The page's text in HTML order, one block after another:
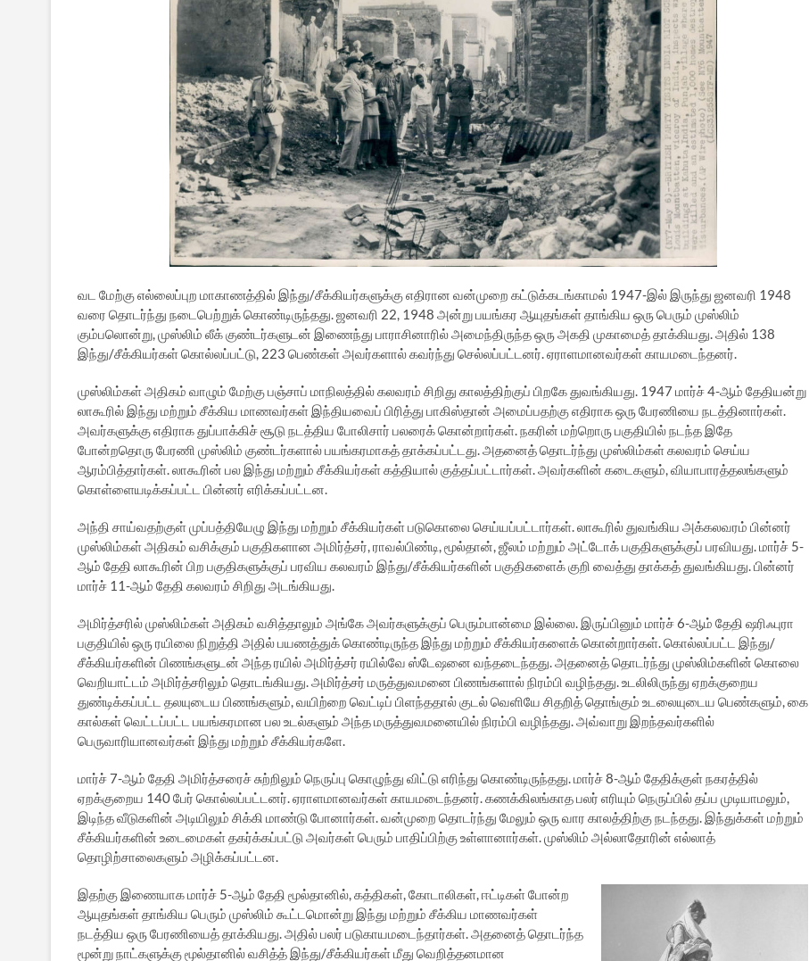
வட மேற்கு எல்லைப்புற மாகாணத்தில் இந்து/சீக்கியர்களுக்கு எதிரான வன்முறை கட்டுக்கடங்காமல் 1947-இல் இருந்து ஜனவரி 1948
வரை தொடர்ந்து நடைபெற்றுக் கொண்டிருந்தது. ஜனவரி 22, 1948 அன்று பயங்கர ஆயுதங்கள் தாங்கிய ஒரு பெரும் முஸ்லிம்
கும்பலொன்று, முஸ்லிம் லீக் குண்டர்களுடன் இணைந்து பாராசினாரில் அமைந்திருந்த ஒரு அகதி முகாமைத் தாக்கியது. அதில் 138
இந்து/சீக்கியர்கள் கொல்லப்பட்டு, 223 பெண்கள் அவர்களால் கவர்ந்து செல்லப்பட்டனர். ஏராளமானவர்கள் காயமடைந்தனர்.
முஸ்லிம்கள் அதிகம் வாழும் மேற்கு பஞ்சாப் மாநிலத்தில் கலவரம் சிறிது காலத்திற்குப் பிறகே துவங்கியது. 1947 மார்ச் 4-ஆம் தேதியன்று
லாகூரில் இந்து மற்றும் சீக்கிய மாணவர்கள் இந்தியவைப் பிரித்து பாகிஸ்தான் அமைப்பதற்கு எதிராக ஒரு பேரணியை நடத்தினார்கள்.
அவர்களுக்கு எதிராக துப்பாக்கிச் சூடு நடத்திய போலிசார் பலரைக் கொன்றார்கள். நகரின் மற்றொரு பகுதியில் நடந்த இதே
போன்றதொரு பேரணி முஸ்லிம் குண்டர்களால் பயங்கரமாகத் தாக்கப்பட்டது. அதனைத் தொடர்ந்து முஸ்லிம்கள் கலவரம் செய்ய
ஆரம்பித்தார்கள். லாகூரின் பல இந்து மற்றும் சீக்கியர்கள் கத்தியால் குத்தப்பட்டார்கள். அவர்களின் கடைகளும், வியாபாரத்தலங்களும்
கொள்ளையடிக்கப்பட்ட பின்னர் எரிக்கப்பட்டன.
அந்தி சாய்வதற்குள் முப்பத்தியேழு இந்து மற்றும் சீக்கியர்கள் படுகொலை செய்யப்பட்டார்கள். லாகூரில் துவங்கிய அக்கலவரம் பின்னர்
முஸ்லிம்கள் அதிகம் வசிக்கும் பகுதிகளான அமிர்த்சர், ராவல்பிண்டி, மூல்தான், ஜீலம் மற்றும் அட்டோக் பகுதிகளுக்குப் பரவியது. மார்ச் 5-
ஆம் தேதி லாகூரின் பிற பகுதிகளுக்குப் பரவிய கலவரம் இந்து/சீக்கியர்களின் பகுதிகளைக் குறி வைத்து தாக்கத் துவங்கியது. பின்னர்
மார்ச் 11-ஆம் தேதி கலவரம் சிறிது அடங்கியது.
அமிர்த்சரில் முஸ்லிம்கள் அதிகம் வசித்தாலும் அங்கே அவர்களுக்குப் பெரும்பான்மை இல்லை. இருப்பினும் மார்ச் 6-ஆம் தேதி ஷரிஃபுரா
பகுதியில் ஒரு ரயிலை நிறுத்தி அதில் பயணத்துக் கொண்டிருந்த இந்து மற்றும் சீக்கியர்களைக் கொன்றார்கள். கொல்லப்பட்ட இந்து/
சீக்கியர்களின் பிணங்களுடன் அந்த ரயில் அமிர்த்சர் ரயில்வே ஸ்டேஷனை வந்தடைந்தது. அதனைத் தொடர்ந்து முஸ்லிம்களின் கொலை
வெறியாட்டம் அமிர்த்சரிலும் தொடங்கியது. அமிர்த்சர் மருத்துவமனை பிணங்களால் நிரம்பி வழிந்தது. உடலிலிருந்து ஏறக்குறைய
துண்டிக்கப்பட்ட தலயுடைய பிணங்களும், வயிற்றை வெட்டிப் பிளந்ததால் குடல் வெளியே சிதறித் தொங்கும் உடலையுடைய பெண்களும், கை
கால்கள் வெட்டப்பட்ட பயங்கரமான பல உடல்களும் அந்த மருத்துவமனையில் நிரம்பி வழிந்தது. அவ்வாறு இறந்தவர்களில்
பெருவாரியானவர்கள் இந்து மற்றும் சீக்கியர்களே.
மார்ச் 7-ஆம் தேதி அமிர்த்சரைச் சுற்றிலும் நெருப்பு கொழுந்து விட்டு எரிந்து கொண்டிருந்தது. மார்ச் 8-ஆம் தேதிக்குள் நகரத்தில்
ஏறக்குறைய 140 பேர் கொல்லப்பட்டனர். ஏராளமானவர்கள் காயமடைந்தனர். கணக்கிலங்காத பலர் எரியும் நெருப்பில் தப்ப முடியாமலும்,
இடிந்த வீடுகளின் அடியிலும் சிக்கி மாண்டு போனார்கள். வன்முறை தொடர்ந்து மேலும் ஒரு வார காலத்திற்கு நடந்தது. இந்துக்கள் மற்றும்
சீக்கியர்களின் உடைமைகள் தகர்க்கப்பட்டு அவர்கள் பெரும் பாதிப்பிற்கு உள்ளானார்கள். முஸ்லிம் அல்லாதோரின் எல்லாத்
தொழிற்சாலைகளும் அழிக்கப்பட்டன.
இதற்கு இணையாக மார்ச் 5-ஆம் தேதி மூல்தானில், கத்திகள், கோடாலிகள், ஈட்டிகள் போன்ற
ஆயுதங்கள் தாங்கிய பெரும் முஸ்லிம் கூட்டமொன்று இந்து மற்றும் சீக்கிய மாணவர்கள்
நடத்திய ஒரு பேரணியைத் தாக்கியது. அதில் பலர் படுகாயமடைந்தார்கள். அதனைத் தொடர்ந்த
மூன்று நாட்களுக்கு மூல்தானில் வசித்த் இந்து/சீக்கியர்கள் மீது வெறித்தனமான